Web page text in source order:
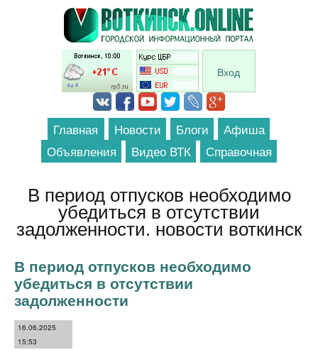
Перейти к основному содержанию
Вход
Главная Новости Блоги
Афиша
Объявления
Видео ВТК Справочная
В период отпусков необходимо
убедиться в отсутствии
задолженности. новости воткинск
В период отпусков необходимо
убедиться в отсутствии
задолженности
16.06.2025
15:53